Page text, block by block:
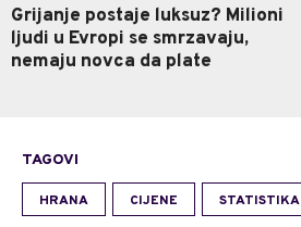
Grijanje postaje luksuz? Milioni
ljudi u Evropi se smrzavaju,
nemaju novca da plate
TAGOVI
HRANA CIJENE STATISTIKA